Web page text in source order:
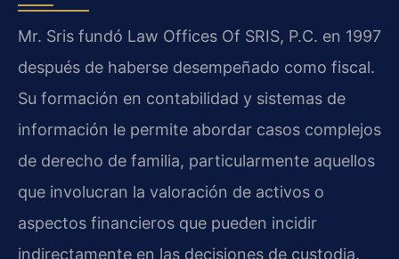
Mr. Sris fundó Law Offices Of SRIS, P.C. en 1997
después de haberse desempeñado como fiscal.
Su formación en contabilidad y sistemas de
información le permite abordar casos complejos
de derecho de familia, particularmente aquellos
que involucran la valoración de activos o
aspectos financieros que pueden incidir
indirectamente en las decisiones de custodia.